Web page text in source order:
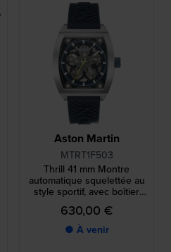
Aston Martin
MTRT1F503
Thrill 41 mm Montre
automatique squelettée au
style sportif, avec boîtier
tonneau en titane
630,00 €
● À venir